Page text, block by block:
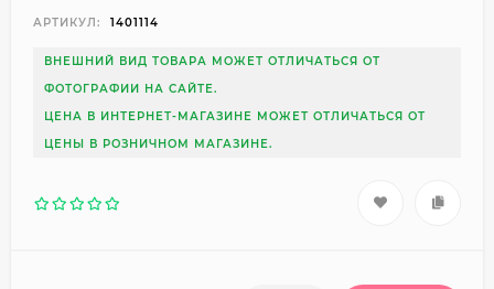
АРТИКУЛ: 1401114
ВНЕШНИЙ ВИД ТОВАРА МОЖЕТ ОТЛИЧАТЬСЯ ОТ
ФОТОГРАФИИ НА САЙТЕ.
ЦЕНА В ИНТЕРНЕТ-МАГАЗИНЕ МОЖЕТ ОТЛИЧАТЬСЯ ОТ
ЦЕНЫ В РОЗНИЧНОМ МАГАЗИНЕ.